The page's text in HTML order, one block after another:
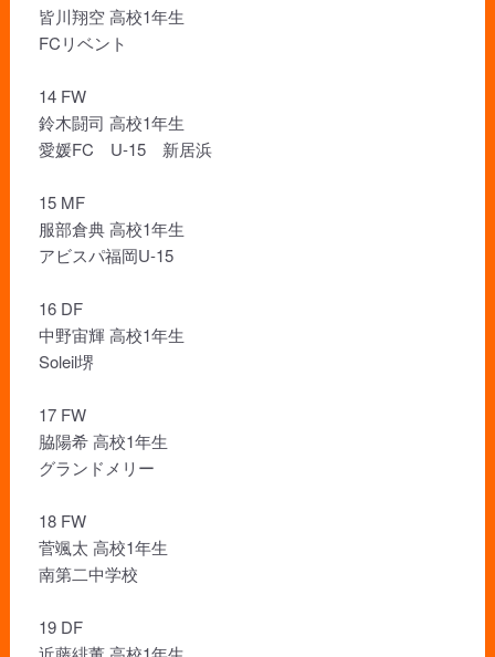
皆川翔空 高校1年生
FCリベント
14 FW
鈴木闘司 高校1年生
愛媛FC U-15 新居浜
15 MF
服部倉典 高校1年生
アビスパ福岡U-15
16 DF
中野宙輝 高校1年生
Soleil堺
17 FW
脇陽希 高校1年生
グランドメリー
18 FW
菅颯太 高校1年生
南第二中学校
19 DF